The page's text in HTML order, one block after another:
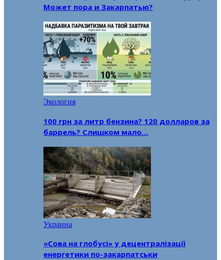
Может пора и Закарпатью?
Экология
100 грн за литр бензина? 120 долларов за
баррель? Слишком мало…
Украина
«Сова на глобусі» у децентралізації
енергетики по-закарпатськи